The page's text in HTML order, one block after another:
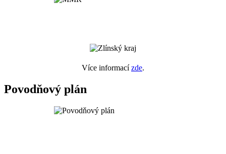
Více informacízde.
Povodňový plán